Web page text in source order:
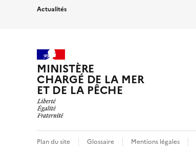
Actualités
MINISTÈRE
CHARGÉ DE LA MER
ET DE LA PÊCHE
Plan du site Glossaire Mentions légales